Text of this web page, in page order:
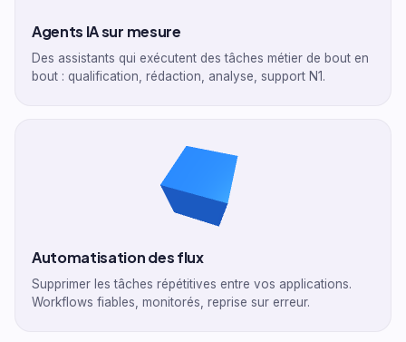
Agents IA sur mesure
Des assistants qui exécutent des tâches métier de bout en
bout : qualification, rédaction, analyse, support N1.
Automatisation des flux
Supprimer les tâches répétitives entre vos applications.
Workflows fiables, monitorés, reprise sur erreur.